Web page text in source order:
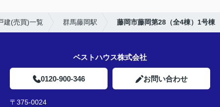
建(売買)一覧 群馬藤岡駅 藤岡市藤岡第28（全4棟）1号棟
ベストハウス株式会社
0120-900-346 お問い合わせ
〒375-0024